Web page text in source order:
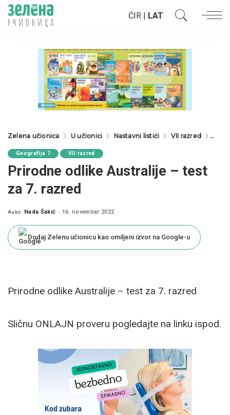
ĆIR | LAT
Zelena učionica U učionici Nastavni listići VII razred
Geografija 7 VII razred
Prirodne odlike Australije – test
za 7. razred
Posted
Autor: Nada Šakić 16. novembar 2022.
Dodaj Zelenu učionicu kao omiljeni izvor na Google-u
Prirodne odlike Australije – test za 7. razred
Sličnu ONLAJN proveru pogledajte na linku ispod.